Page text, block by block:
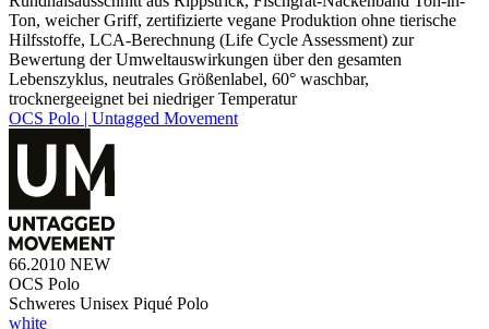
Ton, weicher Griff, zertifizierte vegane Produktion ohne tierische
Hilfsstoffe, LCA-Berechnung (Life Cycle Assessment) zur
Bewertung der Umweltauswirkungen über den gesamten
Lebenszyklus, neutrales Größenlabel, 60° waschbar,
trocknergeeignet bei niedriger Temperatur
OCS Polo | Untagged Movement
66.2010 NEW
OCS Polo
Schweres Unisex Piqué Polo
white